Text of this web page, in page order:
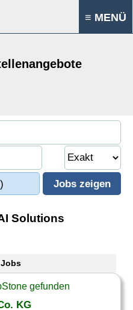
≡ MENÜ
Solutions
gefunden
KG